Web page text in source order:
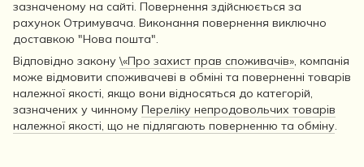
зазначеному на сайті. Повернення здійснюється за
рахунок Отримувача. Виконання повернення виключно
доставкою "Нова пошта".
Відповідно закону\«Про захист прав споживачів», компанія
може відмовити споживачеві в обміні та поверненні товарів
належної якості, якщо вони відносяться до категорій,
зазначених у чинному Переліку непродовольчих товарів
належної якості, що не підлягають поверненню та обміну.